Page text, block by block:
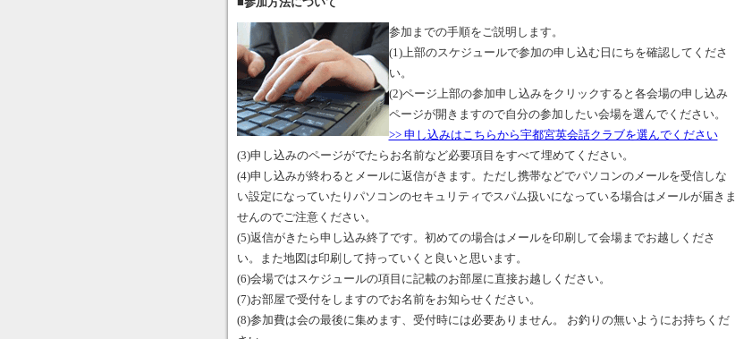
参加までの手順をご説明します。
(1)上部のスケジュールで参加の申し込む日にちを確認してくださ
い。
(2)ページ上部の参加申し込みをクリックすると各会場の申し込み
ページが開きますので自分の参加したい会場を選んでください。
>> 申し込みはこちらから宇都宮英会話クラブを選んでください
(3)申し込みのページがでたらお名前など必要項目をすべて埋めてください。
(4)申し込みが終わるとメールに返信がきます。ただし携帯などでパソコンのメールを受信しな
い設定になっていたりパソコンのセキュリティでスパム扱いになっている場合はメールが届きま
せんのでご注意ください。
(5)返信がきたら申し込み終了です。初めての場合はメールを印刷して会場までお越しくださ
い。また地図は印刷して持っていくと良いと思います。
(6)会場ではスケジュールの項目に記載のお部屋に直接お越しください。
(7)お部屋で受付をしますのでお名前をお知らせください。
(8)参加費は会の最後に集めます、受付時には必要ありません。 お釣りの無いようにお持ちくだ